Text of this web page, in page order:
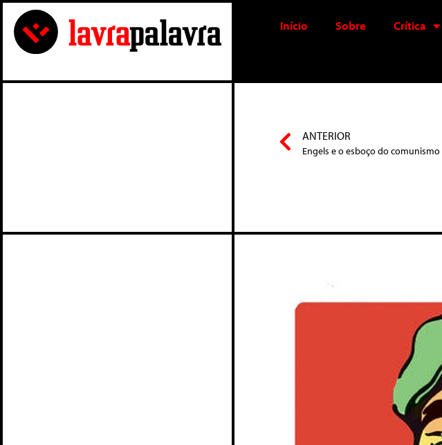
Início Sobre Crítica
ANTERIOR
Engels e o esboço do comunismo